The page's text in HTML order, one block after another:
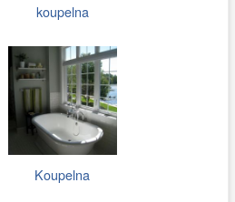
koupelna
Koupelna